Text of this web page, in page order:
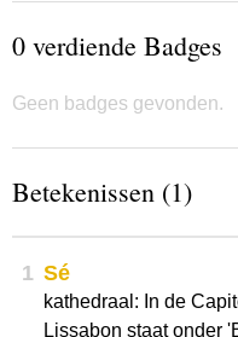
0 verdiende Badges
Geen badges gevonden.
Betekenissen (1)
1 Sé
kathedraal: In de
Lissabon staat onder